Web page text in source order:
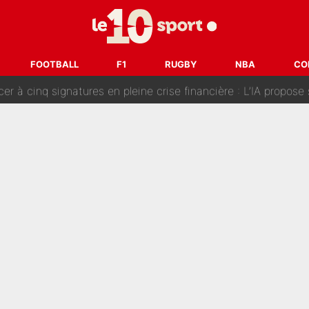
FOOTBALL F1 RUGBY NBA
sur CNews, un ancien journaliste de France Télévisions relance la
Pogacar : Le transfert qui effraie le peloton, «c’est la
signatures en pleine crise financière : L’IA propose sept noms à l’OM